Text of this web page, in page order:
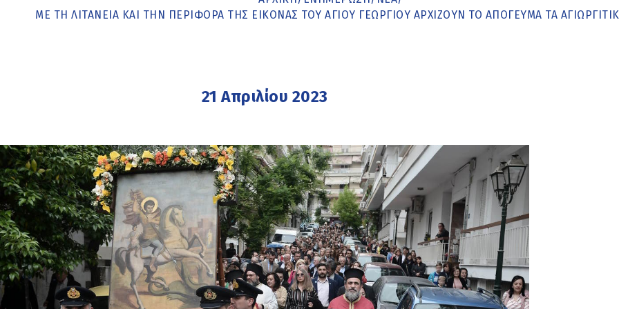
MΕ ΤΗ ΛΙΤΑΝΕΊΑ ΚΑΙ ΤΗΝ ΠΕΡΙΦΟΡΆ ΤΗΣ ΕΙΚΌΝΑΣ ΤΟΥ ΑΓΊΟΥ ΓΕΩΡΓΊΟΥ ΑΡΧΊΖΟΥΝ ΤΟ ΑΠΌΓΕΥΜΑ ΤΑ
21 Απριλίου 2023